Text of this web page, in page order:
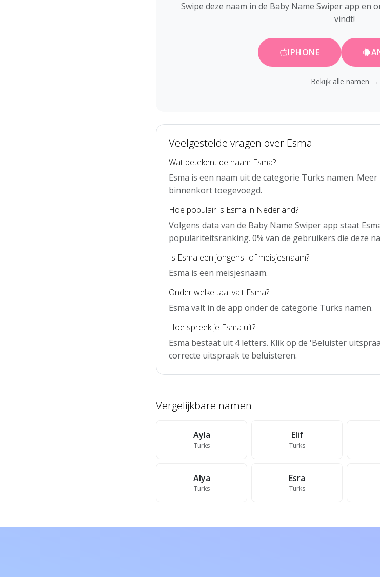
Swipe deze naam in de Baby Name Swiper app
vindt!
IPHONE
Bekijk alle namen →
Veelgestelde vragen over Esma
Wat betekent de naam Esma?
Esma is een naam uit de categorie Turks namen.
binnenkort toegevoegd.
Hoe populair is Esma in Nederland?
Volgens data van de Baby Name Swiper app staat
populariteitsranking. 0% van de gebruikers die deze
Is Esma een jongens- of meisjesnaam?
Esma is een meisjesnaam.
Onder welke taal valt Esma?
Esma valt in de app onder de categorie Turks namen.
Hoe spreek je Esma uit?
Esma bestaat uit 4 letters. Klik op de 'Beluister
correcte uitspraak te beluisteren.
Vergelijkbare namen
Ayla
Turks
Elif
Turks
Alya
Turks
Esra
Turks